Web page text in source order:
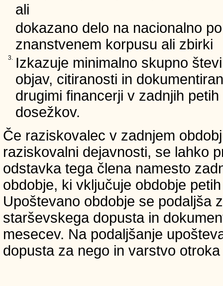
ali
dokazano delo na nacionalno
znanstvenem korpusu ali zbirki
3.
Izkazuje minimalno skupno
objav, citiranosti in
drugimi financerji v zadnjih
dosežkov.
Če raziskovalec v zadnjem
raziskovalni dejavnosti, se lahko
odstavka tega člena namesto
obdobje, ki vključuje obdobje
Upoštevano obdobje se podaljša
starševskega dopusta in
mesecev. Na podaljšanje
dopusta za nego in varstvo